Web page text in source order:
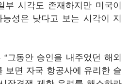
부 시각도 존재하지만 미국이
성은 낮다고 보는 시각이 지
그동안 승인을 내주었던 해외
보면 자국 항공사에 유리한 슬